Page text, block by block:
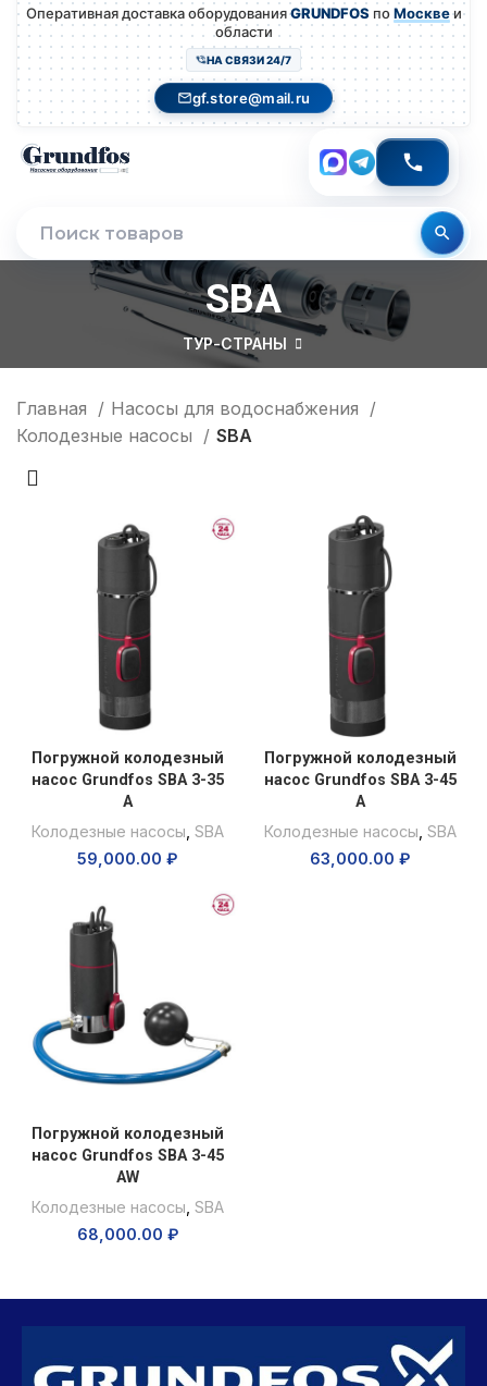
Оперативная доставка оборудованияGRUNDFOS поМосквеи
области
НА СВЯЗИ 24/7
gf.store@mail.ru
SBA
ТУР-СТРАНЫ
Главная
Насосы для водоснабжения
Колодезные насосы
SBA
Погружной колодезный
насос Grundfos SBA 3-35
A
Колодезные насосы SBA
59,000.00 ₽
Погружной колодезный
насос Grundfos SBA 3-45
A
Колодезные насосы SBA
63,000.00 ₽
Погружной колодезный
насос Grundfos SBA 3-45
AW
Колодезные насосы SBA
68,000.00 ₽